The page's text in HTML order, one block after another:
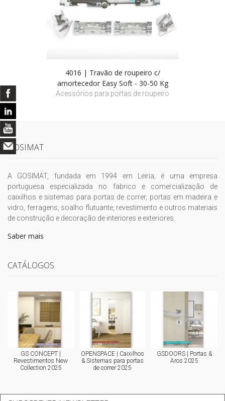
4016 | Travão de roupeiro c/
amortecedor Easy Soft - 30-50 Kg
Acessórios para portas de roupeiro
GOSIMAT
A GOSIMAT, fundada em 1994 em Leiria, é uma empresa
portuguesa especializada no fabrico e comercialização de
caixilhos e sistemas para portas de correr, portas em madeira e
vidro, ferragens, soalho flutuante, revestimento e outros materiais
de construção e decoração de interiores e exteriores.
Saber mais
CATÁLOGOS
GS CONCEPT |
Revestimentos New
Collection 2025
OPENSPACE | Caixilhos
& Sistemas para portas
de correr 2025
GSDOORS | Portas &
Aros 2025